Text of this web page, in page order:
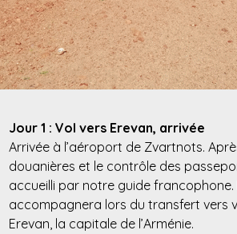
Jour 1 : Vol vers Erevan, arrivée
Arrivée à l’aéroport de Zvartnots.
douanières et le contrôle des
accueilli par notre guide francophone.
accompagnera lors du transfert vers
Erevan, la capitale de l’Arménie.